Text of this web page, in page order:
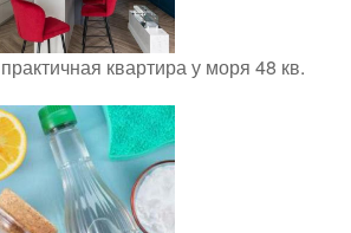
квартира у моря 48 кв.